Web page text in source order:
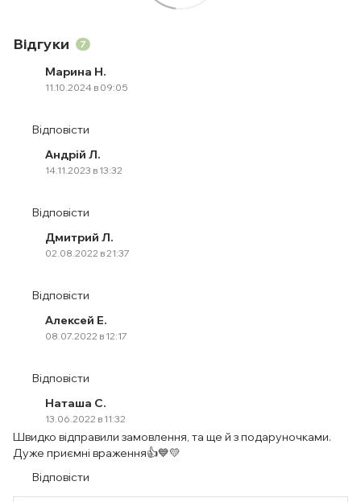
Відгуки 7
Марина Н.
11.10.2024 в 09:05
Відповісти
Андрій Л.
14.11.2023 в 13:32
Відповісти
Дмитрий Л.
02.08.2022 в 21:37
Відповісти
Алексей Е.
08.07.2022 в 12:17
Відповісти
Наташа С.
13.06.2022 в 11:32
Швидко відправили замовлення, та ще й з подаруночками.
Дуже приємні враження👍💙💛
Відповісти